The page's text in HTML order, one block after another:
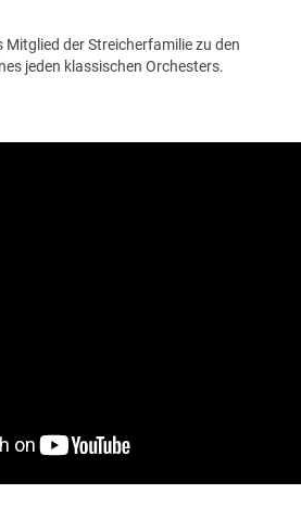
Mitglied der Streicherfamilie zu den
jeden klassischen Orchesters.